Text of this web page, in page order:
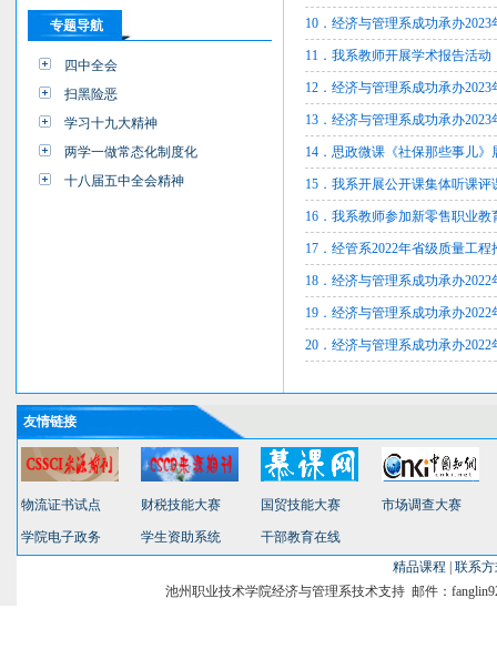
专题导航
四中全会
扫黑险恶
学习十九大精神
两学一做常态化制度化
十八届五中全会精神
10．经济与管理系成功承办
11．我系教师开展学术报告活动
12．经济与管理系成功承办
13．经济与管理系成功承办
14．思政微课《社保那些事儿》
15．我系开展公开课集体听课评
16．我系教师参加新零售职业
17．经管系2022年省级质量工
18．经济与管理系成功承办
19．经济与管理系成功承办
20．经济与管理系成功承办
友情链接
物流证书试点 财税技能大赛 国贸技能大赛 市场调查大赛
学院电子政务 学生资助系统
干部教育在线
精品课程
联系
池州职业技术学院经济与管理系技术支持 邮件：